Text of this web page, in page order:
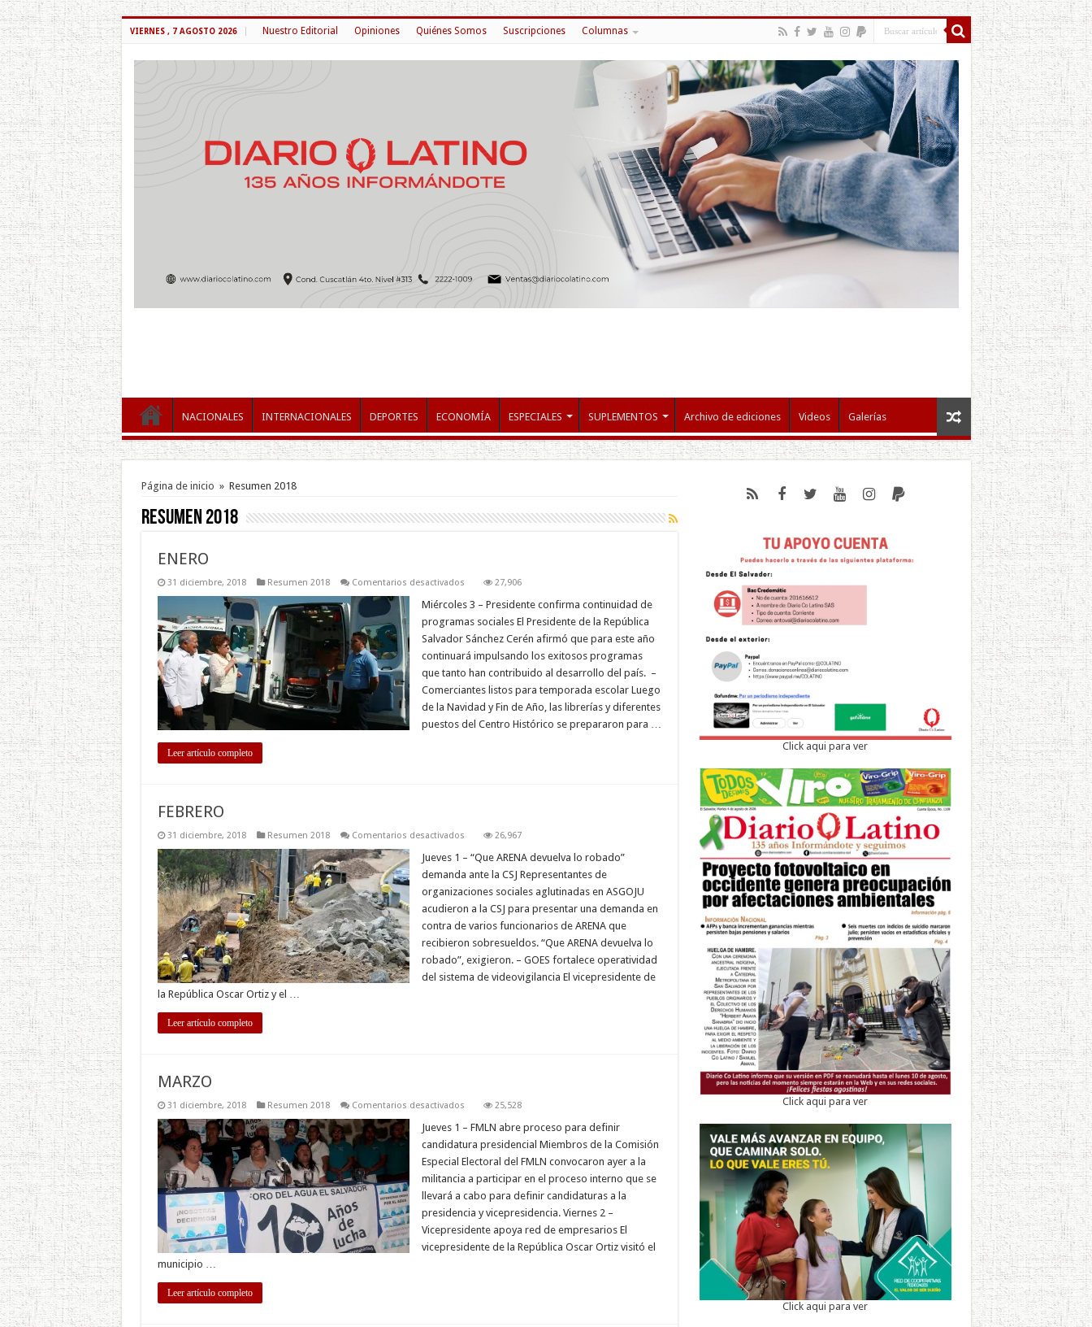
VIERNES , 7 AGOSTO 2026 Nuestro Editorial Opiniones Quiénes Somos Suscripciones Columnas
NACIONALES INTERNACIONALES DEPORTES ECONOMÍA ESPECIALES SUPLEMENTOS Archivo de ediciones Videos Galerías
Página de inicio » Resumen 2018
Resumen 2018
ENERO
31 diciembre, 2018 Resumen 2018 Comentarios desactivadosen
27,906
Miércoles 3 – Presidente confirma continuidad de
programas sociales El Presidente de la República
Salvador Sánchez Cerén afirmó que para este año
continuará impulsando los exitosos programas
que tanto han contribuido al desarrollo del país. –
Comerciantes listos para temporada escolar Luego
de la Navidad y Fin de Año, las librerías y diferentes
puestos del Centro Histórico se prepararon para …
Leer artículo completo
FEBRERO
31 diciembre, 2018 Resumen 2018 Comentarios desactivadosen
26,967
Jueves 1 – “Que ARENA devuelva lo robado”
demanda ante la CSJ Representantes de
organizaciones sociales aglutinadas en ASGOJU
acudieron a la CSJ para presentar una demanda en
contra de varios funcionarios de ARENA que
recibieron sobresueldos. “Que ARENA devuelva lo
robado”, exigieron. – GOES fortalece operatividad
del sistema de videovigilancia El vicepresidente de
la República Oscar Ortiz y el …
Leer artículo completo
MARZO
31 diciembre, 2018 Resumen 2018 Comentarios desactivadosen
25,528
Jueves 1 – FMLN abre proceso para definir
candidatura presidencial Miembros de la Comisión
Especial Electoral del FMLN convocaron ayer a la
militancia a participar en el proceso interno que se
llevará a cabo para definir candidaturas a la
presidencia y vicepresidencia. Viernes 2 –
Vicepresidente apoya red de empresarios El
vicepresidente de la República Oscar Ortiz visitó el
municipio …
Leer artículo completo
Click aqui para ver
Click aqui para ver
Click aqui para ver